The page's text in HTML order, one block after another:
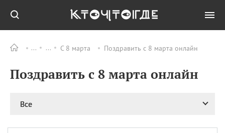
С 8 марта Поздравить с 8 марта онлайн
Поздравить с 8 марта онлайн
Все
ПРАЗДНИКИ Все
06.08 Преображение
Господне у западных
Бориса и Глеба, во